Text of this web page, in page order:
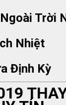
Trời
Nhiệt
Định Kỳ